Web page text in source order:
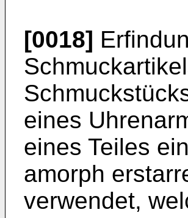
[0018]
eines
eines Teiles
amorph
verwendet,